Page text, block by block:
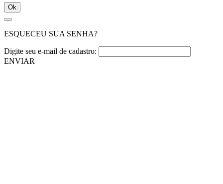
Ok
ESQUECEU SUA SENHA?
Digite seu e-mail de cadastro:
ENVIAR